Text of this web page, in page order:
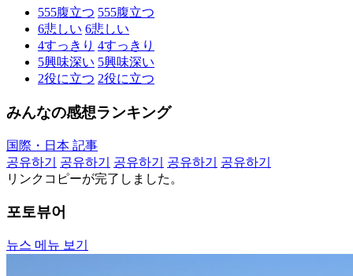
555腹立つ 555腹立つ
6悲しい 6悲しい
4すっきり 4すっきり
5興味深い 5興味深い
2役に立つ 2役に立つ
みんなの感想ランキング
国際・日本 記事
공유하기
공유하기 공유하기 공유하기
공유하기
リンクコピーが完了しました。
포토뷰어
뉴스 메뉴 보기